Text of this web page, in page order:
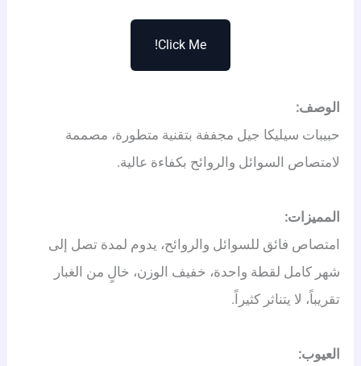
Click Me!
الوصف:
حبيبات سيليكا جيل مجففة بتقنية متطورة، مصممة
لامتصاص السوائل والروائح بكفاءة عالية.
المميزات:
امتصاص فائق للسوائل والروائح، يدوم لمدة تصل إلى
شهر كامل لقطة واحدة، خفيف الوزن، خالٍ من الغبار
تقريباً، لا يتناثر كثيراً.
العيوب: